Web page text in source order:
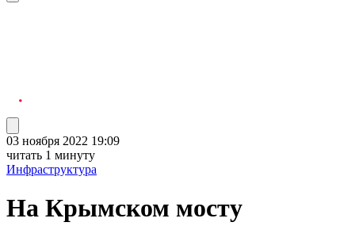
03 ноября 2022 19:09
читать 1 минуту
Инфраструктура
На Крымском мосту